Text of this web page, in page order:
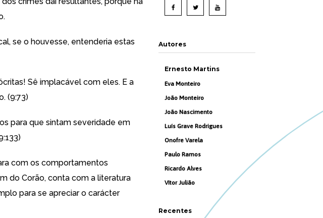
se o houvesse, entenderia estas
Sê implacável com eles. E a
(9:73)
para que sintam severidade em
com os comportamentos
do Corão, conta com a literatura
para se apreciar o carácter
Autores
Ernesto Martins
Eva Monteiro
João Monteiro
João Nascimento
Luís Grave Rodrigues
Onofre Varela
Paulo Ramos
Ricardo Alves
Vítor Julião
Recentes